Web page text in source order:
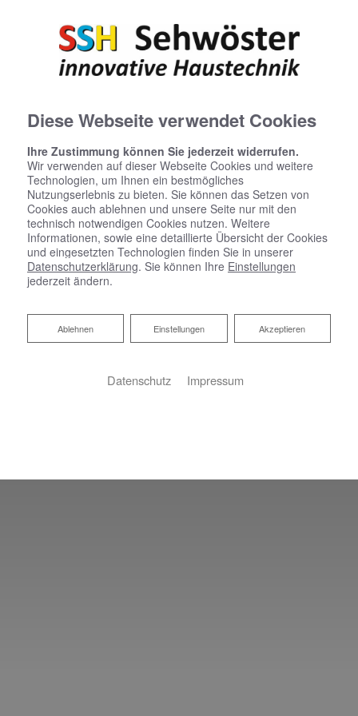
Diese Webseite verwendet Cookies
Ihre Zustimmung können Sie jederzeit widerrufen.
Wir verwenden auf dieser Webseite Cookies und weitere
Technologien, um Ihnen ein bestmögliches
Nutzungserlebnis zu bieten. Sie können das Setzen von
Cookies auch ablehnen und unsere Seite nur mit den
technisch notwendigen Cookies nutzen. Weitere
Informationen, sowie eine detaillierte Übersicht der Cookies
und eingesetzten Technologien finden Sie in unserer
Datenschutzerklärung. Sie können Ihre Einstellungen
jederzeit ändern.
Akzeptieren
Einstellungen
Ablehnen
Ablehnen
Datenschutz Impressum